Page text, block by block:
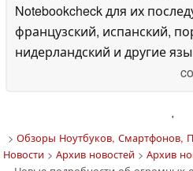
Notebookcheck для их
французский, испанский,
нидерландский и другие
'
> Обзоры Ноутбуков, Смартфонов,
Новости> Архив новостей> Архив